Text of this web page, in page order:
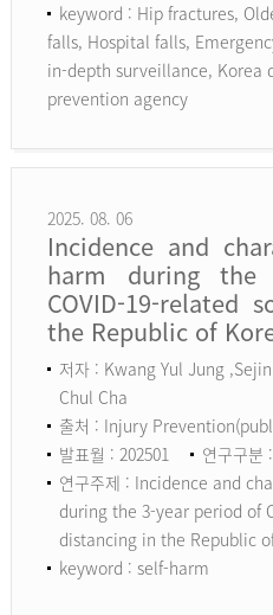
keyword : Hip fractures,
falls, Hospital falls,
in-depth surveillance, Korea
prevention agency
2025. 08. 06
Incidence and
harm during the
COVID-19-related
the Republic of
저자 : Kwang Yul Jung
Chul Cha
출처 : Injury
발표월 : 202501
연구구분
연구주제 : Incidence and
during the 3-year period of
distancing in the Republic
keyword : self-harm